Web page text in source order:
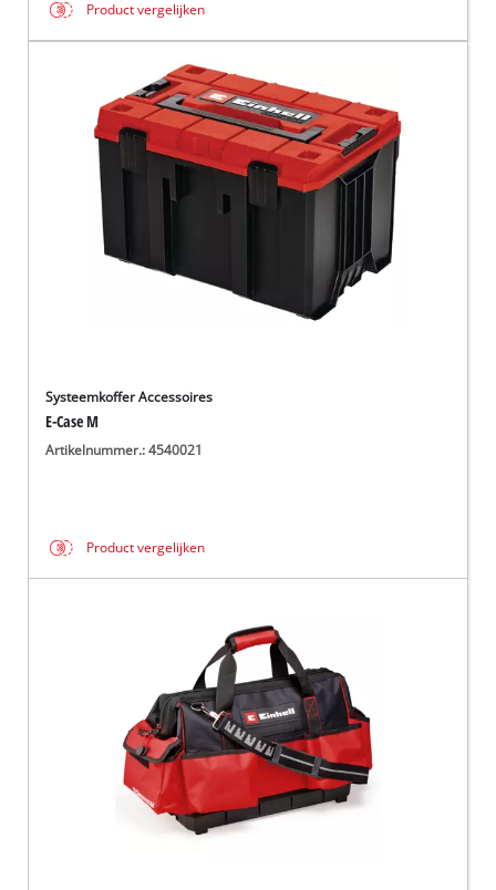
Product vergelijken
Systeemkoffer Accessoires
E-Case M
Artikelnummer.: 4540021
Product vergelijken